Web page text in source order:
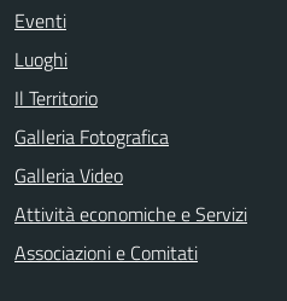
Eventi
Luoghi
Il Territorio
Galleria Fotografica
Galleria Video
Attività economiche e Servizi
Associazioni e Comitati